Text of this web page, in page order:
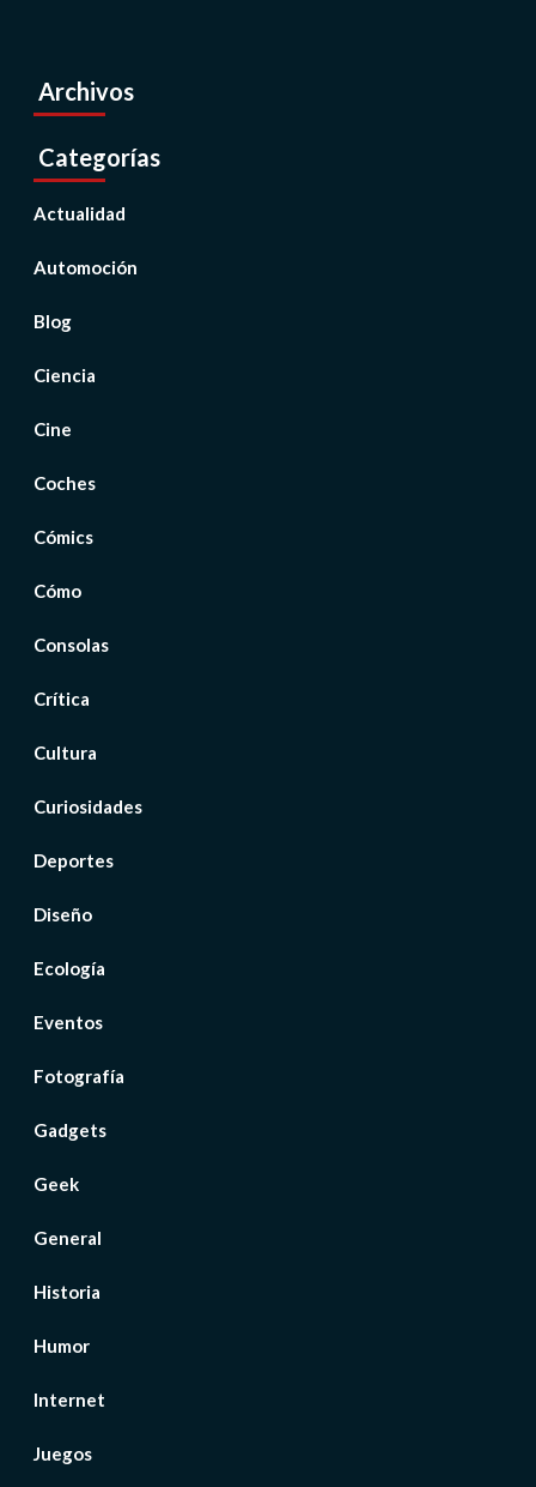
Archivos
Categorías
Actualidad
Automoción
Blog
Ciencia
Cine
Coches
Cómics
Cómo
Consolas
Crítica
Cultura
Curiosidades
Deportes
Diseño
Ecología
Eventos
Fotografía
Gadgets
Geek
General
Historia
Humor
Internet
Juegos